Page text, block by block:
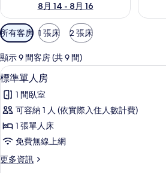
8月 14 - 8月 16
可
用
的
客
房
篩
選
條
所有客房 1 張床 2 張床
顯示 9 間客房 (共 9 間)
顯
示
標
準
單
房
標準單
5
標準單人房
1 間臥室
可容納 1 人 (依實際入住人數計費)
1 張單人床
免費無線上網
更多資訊
更